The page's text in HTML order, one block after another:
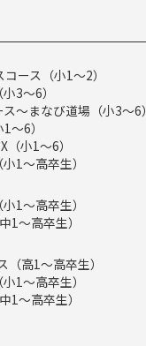
ース（小1～2）
3～6）
～まなび道場（小3～6）
～6）
（小1～6）
1～高卒生）
1～高卒生）
1～高卒生）
高1～高卒生）
1～高卒生）
1～高卒生）